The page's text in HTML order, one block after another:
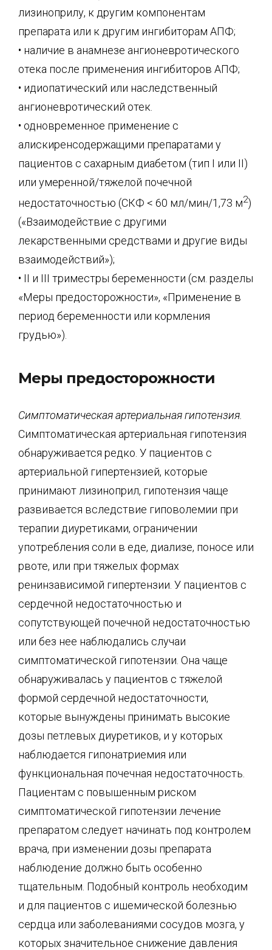
лизиноприлу, к другим компонентам
препарата или к другим ингибиторам АПФ;
• наличие в анамнезе ангионевротического
отека после применения ингибиторов АПФ;
• идиопатический или наследственный
ангионевротический отек.
• одновременное применение с
алискиренсодержащими препаратами у
пациентов с сахарным диабетом (тип I или II)
или умеренной/тяжелой почечной
недостаточностью (СКФ < 60 мл/мин/1,73 м2)
(«Взаимодействие с другими
лекарственными средствами и другие виды
взаимодействий»);
• II и III триместры беременности (см. разделы
«Меры предосторожности», «Применение в
период беременности или кормления
грудью»).
Меры предосторожности
Симптоматическая артериальная гипотензия.
Симптоматическая артериальная гипотензия
обнаруживается редко. У пациентов с
артериальной гипертензией, которые
принимают лизиноприл, гипотензия чаще
развивается вследствие гиповолемии при
терапии диуретиками, ограничении
употребления соли в еде, диализе, поносе или
рвоте, или при тяжелых формах
ренинзависимой гипертензии. У пациентов с
сердечной недостаточностью и
сопутствующей почечной недостаточностью
или без нее наблюдались случаи
симптоматической гипотензии. Она чаще
обнаруживалась у пациентов с тяжелой
формой сердечной недостаточности,
которые вынуждены принимать высокие
дозы петлевых диуретиков, и у которых
наблюдается гипонатриемия или
функциональная почечная недостаточность.
Пациентам с повышенным риском
симптоматической гипотензии лечение
препаратом следует начинать под контролем
врача, при изменении дозы препарата
наблюдение должно быть особенно
тщательным. Подобный контроль необходим
и для пациентов с ишемической болезнью
сердца или заболеваниями сосудов мозга, у
которых значительное снижение давления